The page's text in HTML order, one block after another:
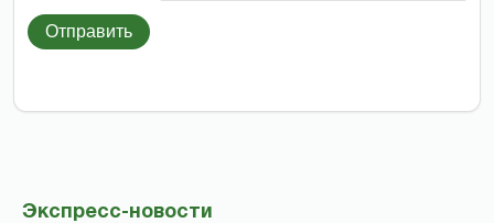
Экспресс-новости
Отправить